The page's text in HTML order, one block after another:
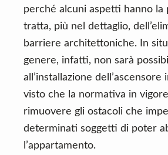
perché alcuni aspetti hanno la
tratta, più nel dettaglio,
barriere architettoniche. In
genere, infatti, non sarà
all’installazione dell’ascensore
visto che la normativa in
rimuovere gli ostacoli che
determinati soggetti di poter
l’appartamento.